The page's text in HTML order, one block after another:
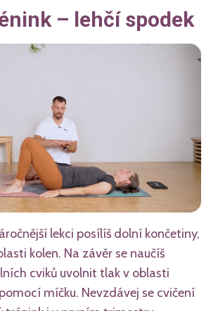
– lehčí spodek
lekci posílíš dolní končetiny,
kolen. Na závěr se naučíš
cviků uvolnit tlak v oblasti
míčku. Nevzdávej se cvičení